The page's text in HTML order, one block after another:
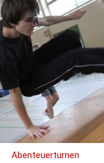
Abenteuerturnen